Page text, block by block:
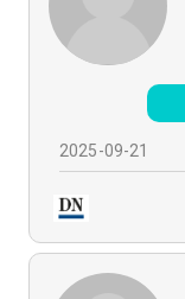
2025-09-21